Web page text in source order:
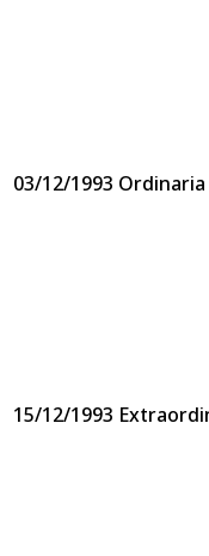
03/12/1993 Ordinaria
15/12/1993